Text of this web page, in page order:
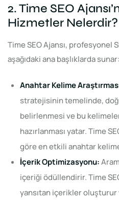
2. Time SEO
Hizmetler Nelerdir?
Time SEO Ajansı, profesyonel
aşağıdaki ana başlıklarda sunar:
Anahtar Kelime
stratejisinin temelinde,
belirlenmesi ve bu
hazırlanması yatar. Time
göre en etkili anahtar
İçerik Optimizasyonu:
içeriği ödüllendirir. Time
yansıtan içerikler